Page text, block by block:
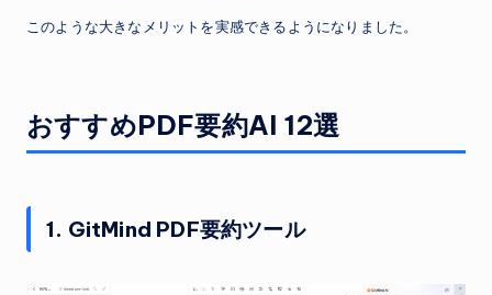
このような大きなメリットを実感できるようになりました。
おすすめPDF要約AI 12選
1. GitMind PDF要約ツール